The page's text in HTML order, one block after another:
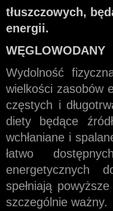
tłuszczowych,
energii.
WĘGLOWODANY
Wydolność
wielkości zasobów
częstych i
diety będące
wchłaniane i
łatwo
energetycznych
spełniają
szczególnie ważny.